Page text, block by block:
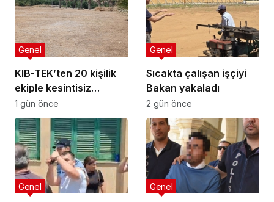
KIB-TEK’ten 20 kişilik
ekiple kesintisiz
temizlik
Genel
1 gün önce
Sıcakta çalışan işçiyi
Bakan yakaladı
Genel
2 gün önce
Genel Genel